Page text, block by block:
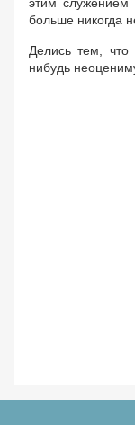
больше никогда
Делись тем,
нибудь